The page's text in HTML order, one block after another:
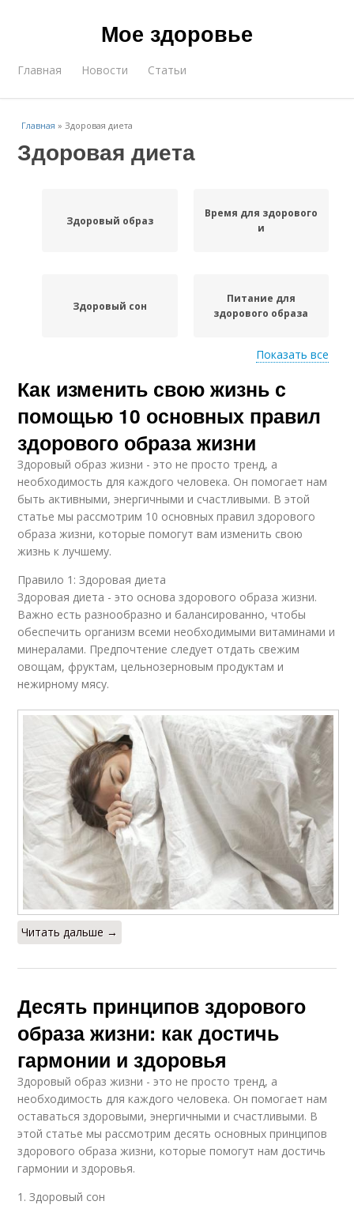
Мое здоровье
Главная Новости Статьи
Главная »Здоровая диета
Здоровая диета
Здоровый образ
Время для здорового
и
Здоровый сон
Питание для
здорового образа
Продукты для
здоровых зубов
Показать все
Как изменить свою жизнь с
помощью 10 основных правил
здорового образа жизни
Здоровый образ жизни - это не просто тренд, а
необходимость для каждого человека. Он помогает нам
быть активными, энергичными и счастливыми. В этой
статье мы рассмотрим 10 основных правил здорового
образа жизни, которые помогут вам изменить свою
жизнь к лучшему.
Правило 1: Здоровая диета
Здоровая диета - это основа здорового образа жизни.
Важно есть разнообразно и балансированно, чтобы
обеспечить организм всеми необходимыми витаминами и
минералами. Предпочтение следует отдать свежим
овощам, фруктам, цельнозерновым продуктам и
нежирному мясу.
Читать дальше →
Десять принципов здорового
образа жизни: как достичь
гармонии и здоровья
Здоровый образ жизни - это не просто тренд, а
необходимость для каждого человека. Он помогает нам
оставаться здоровыми, энергичными и счастливыми. В
этой статье мы рассмотрим десять основных принципов
здорового образа жизни, которые помогут нам достичь
гармонии и здоровья.
1. Здоровый сон